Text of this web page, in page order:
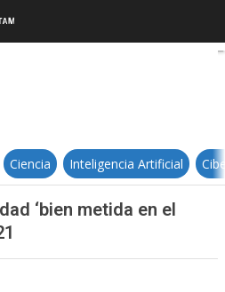
tiene la seguridad ‘bien
Ciencia Inteligencia Artificial
‘bien metida en el